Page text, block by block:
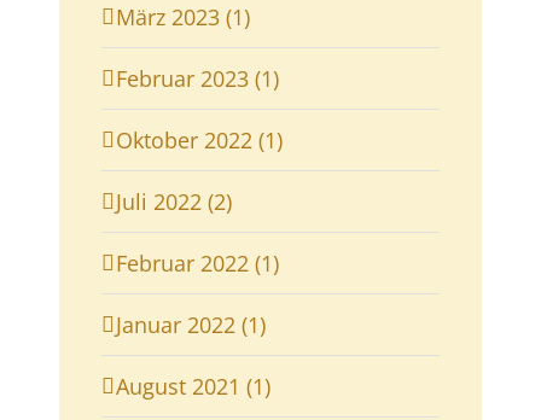
März 2023 (1)
Februar 2023 (1)
Oktober 2022 (1)
Juli 2022 (2)
Februar 2022 (1)
Januar 2022 (1)
August 2021 (1)